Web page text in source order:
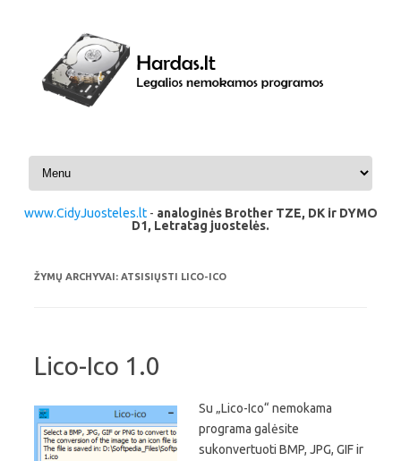
Pereiti prie turinio
www.CidyJuosteles.lt- analoginės Brother TZE, DK ir DYMO
D1, Letratag juostelės.
ŽYMŲ ARCHYVAI: ATSISIŲSTI LICO-ICO
Lico-Ico 1.0
Su „Lico-Ico“ nemokama
programa galėsite
sukonvertuoti BMP, JPG, GIF ir